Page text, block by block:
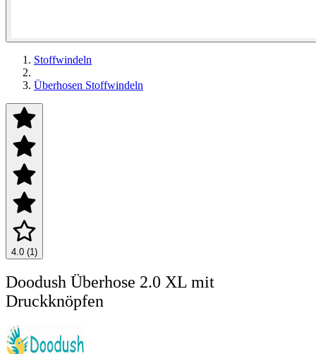
Stoffwindeln
Überhosen Stoffwindeln
4.0 (1)
Doodush Überhose 2.0 XL mit
Druckknöpfen